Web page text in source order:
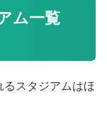
ム一覧
スタジアムはほ